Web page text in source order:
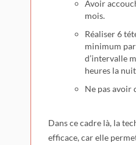
Avoir
mois.
Réaliser 6
minimum
d’intervalle
heures la
Ne pas avoir
Dans ce cadre là, la
efficace, car elle